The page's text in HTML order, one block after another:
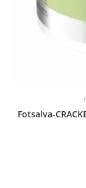
Fotsalva-